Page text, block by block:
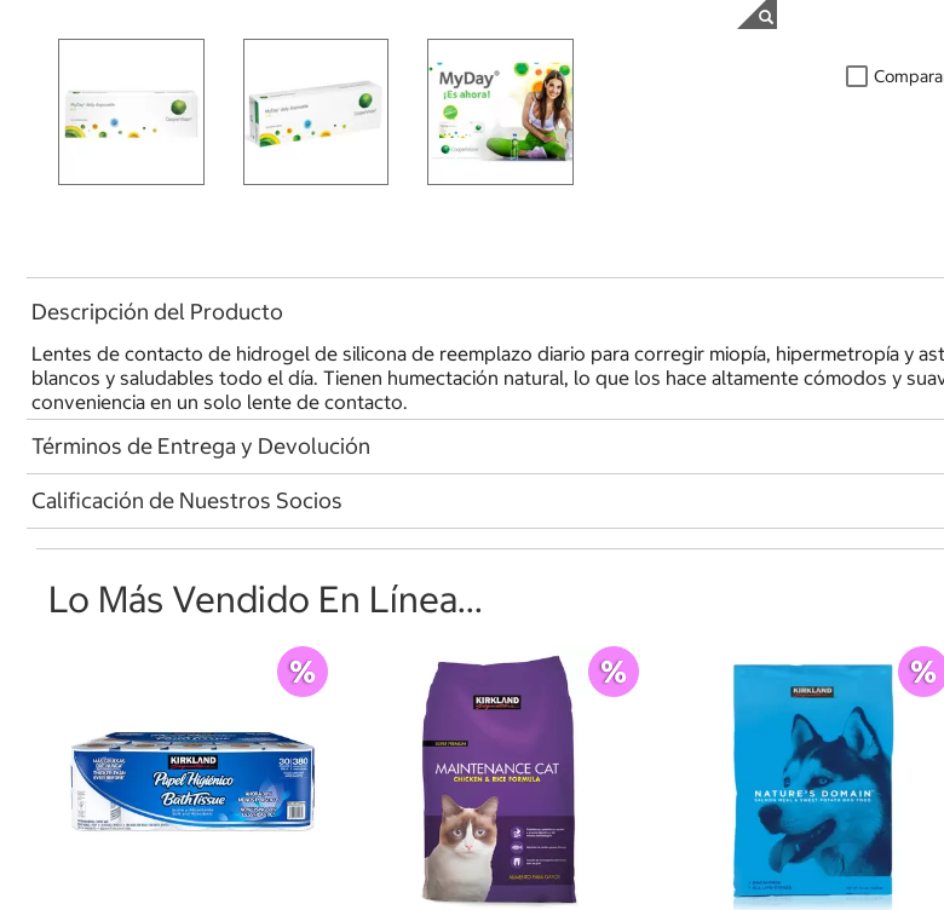
Descripción del Producto
Lentes de contacto de hidrogel de silicona de reemplazo diario para corregir miopía, hipermetropía y
blancos y saludables todo el día. Tienen humectación natural, lo que los hace altamente cómodos y
conveniencia en un solo lente de contacto.
Términos de Entrega y Devolución
Calificación de Nuestros Socios
Lo Más Vendido En Línea...